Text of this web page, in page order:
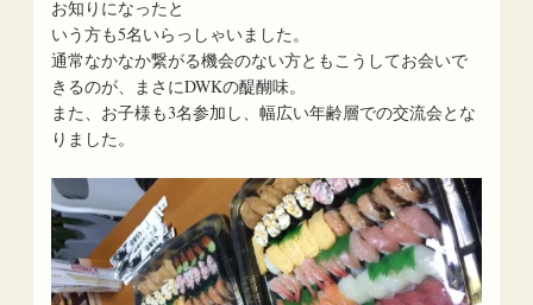
お知りになったと
いう方も5名いらっしゃいました。
通常なかなか繋がる機会のない方ともこうしてお会いで
きるのが、まさにDWKの醍醐味。
また、お子様も3名参加し、幅広い年齢層での交流会とな
りました。